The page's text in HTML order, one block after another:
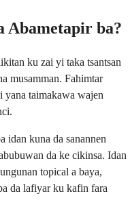
Abametapir ba?
ku zai yi taka tsantsan
musamman. Fahimtar
yana taimakawa wajen
idan kuna da sanannen
da ke cikinsa. Idan
topical a baya,
da lafiyar ku kafin fara